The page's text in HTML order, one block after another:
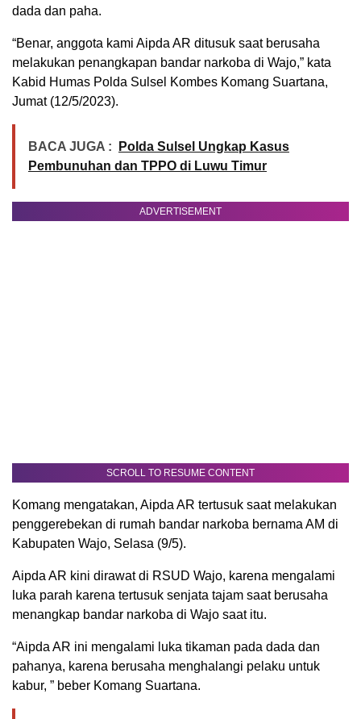
dada dan paha.
“Benar, anggota kami Aipda AR ditusuk saat berusaha
melakukan penangkapan bandar narkoba di Wajo,” kata
Kabid Humas Polda Sulsel Kombes Komang Suartana,
Jumat (12/5/2023).
BACA JUGA :
Polda Sulsel Ungkap Kasus
Pembunuhan dan TPPO di Luwu Timur
ADVERTISEMENT
SCROLL TO RESUME CONTENT
Komang mengatakan, Aipda AR tertusuk saat melakukan
penggerebekan di rumah bandar narkoba bernama AM di
Kabupaten Wajo, Selasa (9/5).
Aipda AR kini dirawat di RSUD Wajo, karena mengalami
luka parah karena tertusuk senjata tajam saat berusaha
menangkap bandar narkoba di Wajo saat itu.
“Aipda AR ini mengalami luka tikaman pada dada dan
pahanya, karena berusaha menghalangi pelaku untuk
kabur, ” beber Komang Suartana.